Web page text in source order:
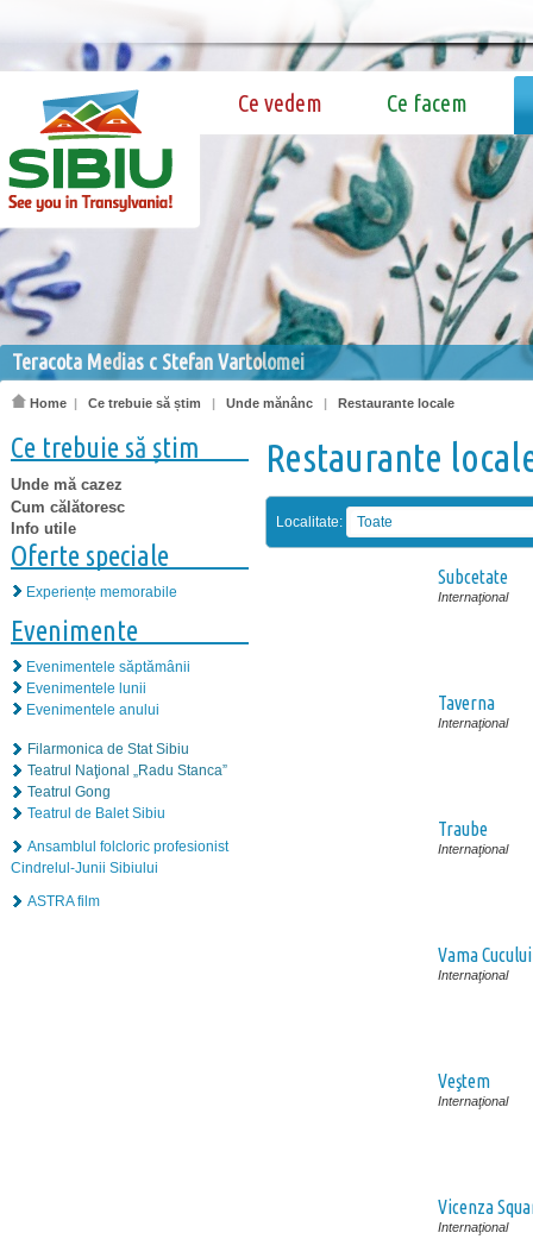
Ce vedem Ce facem
Teracota Medias c Stefan Vartolomei
Home | Ce trebuie să știm | Unde mănânc | Restaurante locale
Ce trebuie să știm
Unde mă cazez
Cum călătoresc
Info utile
Oferte speciale
Experiențe memorabile
Evenimente
Evenimentele săptămânii
Evenimentele lunii
Evenimentele anului
Filarmonica de Stat Sibiu
Teatrul Naţional „Radu Stanca”
Teatrul Gong
Teatrul de Balet Sibiu
Ansamblul folcloric profesionist
Cindrelul-Junii Sibiului
ASTRA film
Restaurante
Localitate: Toate
Subcetate
Internaţional
Taverna
Internaţional
Traube
Internaţional
Vama Cucului
Internaţional
Veştem
Internaţional
Vicenza
Internaţional